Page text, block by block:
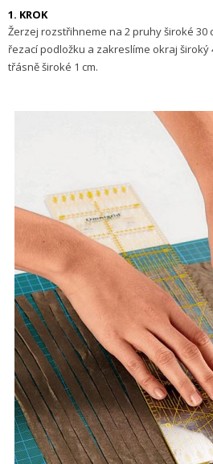
1. KROK
Žerzej rozstřihneme na 2 pruhy široké 30
řezací podložku a zakreslíme okraj široký
třásně široké 1 cm.